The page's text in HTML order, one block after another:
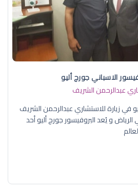
الاسباني جورج أليو
عبدالرحمن الشريف
في زيارة للاستشاري عبدالرحمن الشريف
الرياض و يُعد البروفيسور جورج أليو أحد